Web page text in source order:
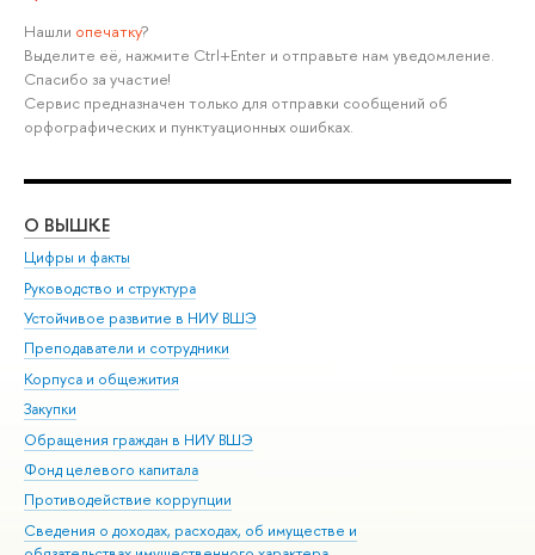
Нашли опечатку?
Выделите её, нажмите Ctrl+Enter и отправьте нам уведомление.
Спасибо за участие!
Сервис предназначен только для отправки сообщений об
орфографических и пунктуационных ошибках.
О ВЫШКЕ
Цифры и факты
Руководство и структура
Устойчивое развитие в НИУ ВШЭ
Преподаватели и сотрудники
Корпуса и общежития
Закупки
Обращения граждан в НИУ ВШЭ
Фонд целевого капитала
Противодействие коррупции
Сведения о доходах, расходах, об имуществе и